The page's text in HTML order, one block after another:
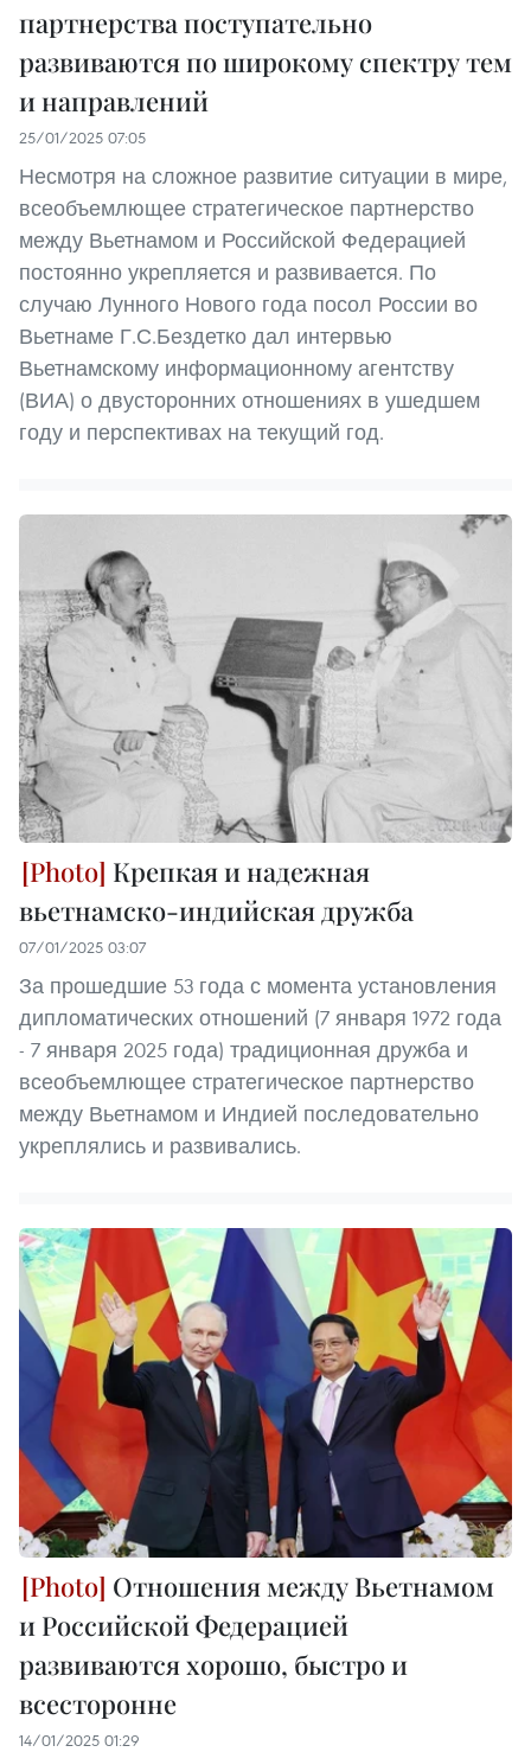
партнерства поступательно
развиваются по широкому спектру тем
и направлений
25/01/2025 07:05
Несмотря на сложное развитие ситуации в мире,
всеобъемлющее стратегическое партнерство
между Вьетнамом и Российской Федерацией
постоянно укрепляется и развивается. По
случаю Лунного Нового года посол России во
Вьетнаме Г.С.Бездетко дал интервью
Вьетнамскому информационному агентству
(ВИА) о двусторонних отношениях в ушедшем
году и перспективах на текущий год.
Крепкая и надежная
вьетнамско-индийская дружба
07/01/2025 03:07
За прошедшие 53 года с момента установления
дипломатических отношений (7 января 1972 года
- 7 января 2025 года) традиционная дружба и
всеобъемлющее стратегическое партнерство
между Вьетнамом и Индией последовательно
укреплялись и развивались.
Отношения между Вьетнамом
и Российской Федерацией
развиваются хорошо, быстро и
всесторонне
14/01/2025 01:29